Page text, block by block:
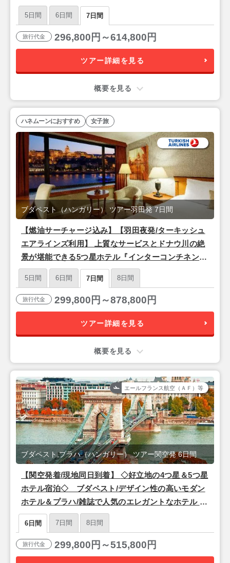
ドナウ河畔の美しい夜景と歴史を楽しむ「ブダペス
ト」4泊7日
5日間 6日間 7日間
旅行代金 296,800円～614,800円
ツアー詳細を見る
概要を見る
【燃油サーチャージ込み】【羽田夜発/ターキッシュ
エアラインズ利用】 上質なサービスとドナウ川の絶
景が堪能できる5つ星ホテル『インターコンチネンタ
ル ブダペスト』宿泊♪ドナウ河畔の美しい夜景と歴
史を楽しむ「ブダペスト」4泊7日
ブダペスト（ハンガリー） ツアー羽田発 7日間
ハネムーンにおすすめ 女子旅
5日間 6日間 7日間 8日間
旅行代金 299,800円～878,800円
ツアー詳細を見る
概要を見る
【関空発着/現地同日到着】 ◇好立地の4つ星＆5つ星
ホテル宿泊◇ ブダペスト/デザイン性の高いモダン
ホテル＆プラハ/雑誌で人気のエレガントなホテル ６
日間
ブダペスト,プラハ（ハンガリー） ツアー関空発 6日間
エールフランス航空（ＡＦ）等
6日間 7日間 8日間
旅行代金 299,800円～515,800円